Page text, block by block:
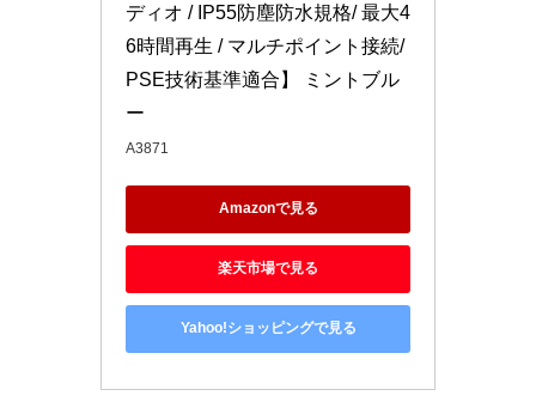
ディオ / IP55防塵防水規格/ 最大4
6時間再生 / マルチポイント接続/
PSE技術基準適合】 ミントブル
ー
A3871
Amazonで見る
楽天市場で見る
Yahoo!ショッピングで見る